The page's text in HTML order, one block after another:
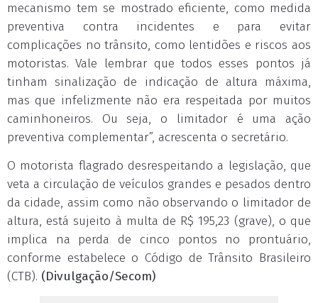
mecanismo tem se mostrado eficiente, como medida
preventiva contra incidentes e para evitar
complicações no trânsito, como lentidões e riscos aos
motoristas. Vale lembrar que todos esses pontos já
tinham sinalização de indicação de altura máxima,
mas que infelizmente não era respeitada por muitos
caminhoneiros. Ou seja, o limitador é uma ação
preventiva complementar”, acrescenta o secretário.
O motorista flagrado desrespeitando a legislação, que
veta a circulação de veículos grandes e pesados dentro
da cidade, assim como não observando o limitador de
altura, está sujeito à multa de R$ 195,23 (grave), o que
implica na perda de cinco pontos no prontuário,
conforme estabelece o Código de Trânsito Brasileiro
(CTB). (Divulgação/Secom)